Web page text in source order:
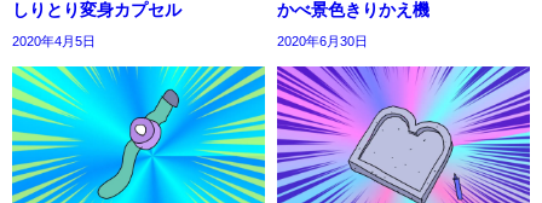
しりとり変身カプセル
2020年4月5日
かべ景色きりかえ機
2020年6月30日